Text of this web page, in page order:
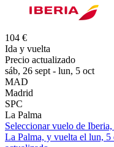
104 €
Ida y vuelta
Precio actualizado
sáb, 26 sept - lun, 5 oct
MAD
Madrid
SPC
La Palma
Seleccionar vuelo de
La Palma, y vuelta el lun,